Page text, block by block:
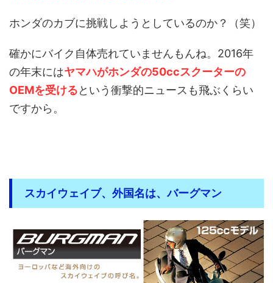
ホンダのカブに挑戦しようとしているのか？（笑）
確かにバイク自体売れていませんもんね。2016年
の年末にはヤマハがホンダの50ccスクーターの
OEMを受けるという衝撃的ニュースも飛ぶくらい
ですから。
スカイウェイブ、外国名は、バーグマン